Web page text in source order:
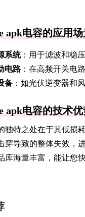
apk电容的应用
系统：用于滤波和稳
电路 ：在高频开关电
备 ：如光伏逆变器和
apk电容的技术
独特之处在于其低损
穿导致的整体失效，
库海量丰富，能让您